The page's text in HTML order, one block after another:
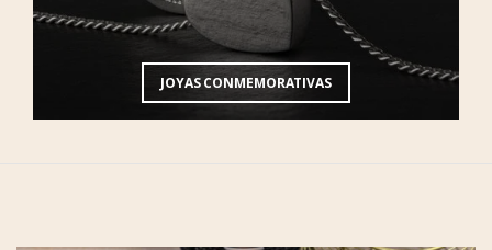
JOYAS CONMEMORATIVAS